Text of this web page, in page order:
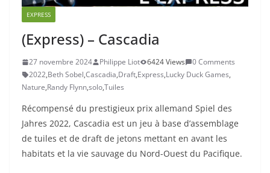
EXPRESS
(Express) – Cascadia
27 novembre 2024 Philippe Liot 6424 Views
0 Comments
2022,Beth Sobel,Cascadia,Draft,Express,Lucky Duck Games,
Nature,Randy Flynn,solo,Tuiles
Récompensé du prestigieux prix allemand Spiel des
Jahres 2022, Cascadia est un jeu à base d’assemblage
de tuiles et de draft de jetons mettant en avant les
habitats et la vie sauvage du Nord-Ouest du Pacifique.